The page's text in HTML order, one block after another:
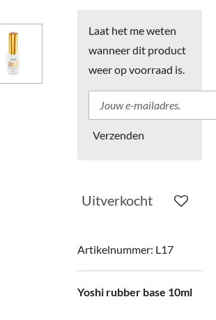
Laat het me weten
wanneer dit product
weer op voorraad is.
Verzenden
Uitverkocht
Artikelnummer: L17
Yoshi rubber base 10ml